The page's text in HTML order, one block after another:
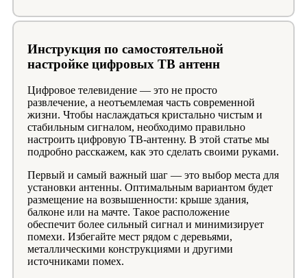
Инструкция по самостоятельной
настройке цифровых ТВ антенн
Цифровое телевидение — это не просто
развлечение, а неотъемлемая часть современной
жизни. Чтобы наслаждаться кристально чистым и
стабильным сигналом, необходимо правильно
настроить цифровую ТВ-антенну. В этой статье мы
подробно расскажем, как это сделать своими руками.
Первый и самый важный шаг — это выбор места для
установки антенны. Оптимальным вариантом будет
размещение на возвышенности: крыше здания,
балконе или на мачте. Такое расположение
обеспечит более сильный сигнал и минимизирует
помехи. Избегайте мест рядом с деревьями,
металлическими конструкциями и другими
источниками помех.